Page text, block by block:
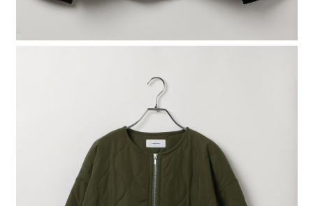
【注意事項】
權轉讓予恩沛科技股份有限公司。
「AFTEE先享後付」，若未經同意申辦者引起之損失，本公司不負相關責
４．使用「AFTEE先享後付」時，將依據個別帳號之用戶狀況，依本公司即
時審查核予不同之上限額度；若仍有額度不足之情形，本公司將視審查結果
請求用戶進行身份認證。
５．嚴禁一人註冊多個帳號或使用他人資訊註冊。若發現惡意使用之情形，
恩沛科技股份有限公司將有權停止該用戶之使用額度並採取法律行動。